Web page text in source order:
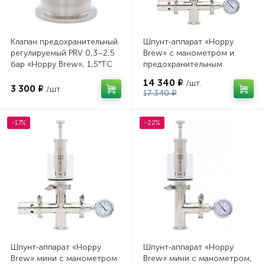
Клапан предохранительный
регулируемый PRV 0,3–2,5
бар «Hoppy Brew», 1,5″TC
3 300 ₽ /шт.
Шпунт-аппарат «Hoppy
Brew» с манометром и
предохранительным
14 340 ₽ /шт.
17 340 ₽
-17%
Шпунт-аппарат «Hoppy
Brew» мини с манометром
-22%
Шпунт-аппарат «Hoppy
Brew» мини с манометром,